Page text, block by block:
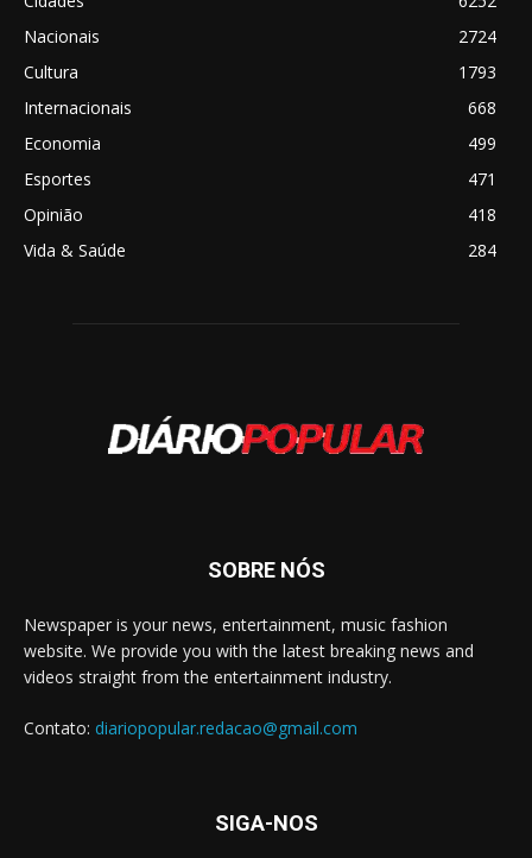
Nacionais
2724
Cultura
1793
Internacionais
668
Economia
499
Esportes
471
Opinião
418
Vida & Saúde
284
SOBRE NÓS
Newspaper is your news, entertainment, music fashion
website. We provide you with the latest breaking news and
videos straight from the entertainment industry.
Contato: diariopopular.redacao@gmail.com
SIGA-NOS